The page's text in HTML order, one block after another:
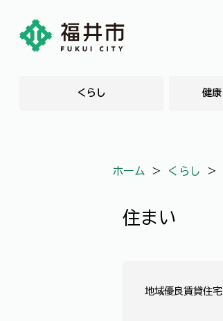
くらし 健
ホーム ＞ くらし ＞
住まい
地域優良賃貸住